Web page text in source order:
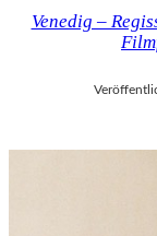
Venedig –